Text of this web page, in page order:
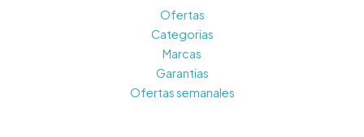
Ofertas
Categorias
Marcas
Garantias
Ofertas semanales